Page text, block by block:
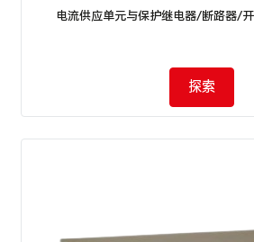
电流供应单元与保护继电器/断路器/开
探索